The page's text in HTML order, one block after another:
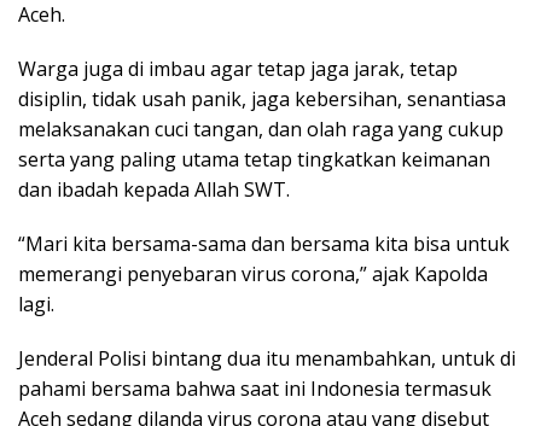
Aceh.
Warga juga di imbau agar tetap jaga jarak, tetap
disiplin, tidak usah panik, jaga kebersihan, senantiasa
melaksanakan cuci tangan, dan olah raga yang cukup
serta yang paling utama tetap tingkatkan keimanan
dan ibadah kepada Allah SWT.
“Mari kita bersama-sama dan bersama kita bisa untuk
memerangi penyebaran virus corona,” ajak Kapolda
lagi.
Jenderal Polisi bintang dua itu menambahkan, untuk di
pahami bersama bahwa saat ini Indonesia termasuk
Aceh sedang dilanda virus corona atau yang disebut